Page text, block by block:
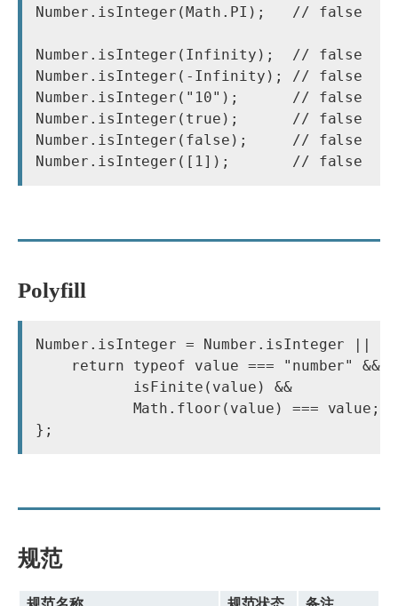
Number.isInteger(Math.PI);   // false
Number.isInteger(Infinity);  // false
Number.isInteger(-Infinity); // false
Number.isInteger("10");      // false
Number.isInteger(true);      // false
Number.isInteger(false);     // false
Number.isInteger([1]);       // false
Polyfill
Number.isInteger = Number.isInteger ||
    return typeof value === "number" &&
isFinite(value) &&
Math.floor(value) === value;
规范